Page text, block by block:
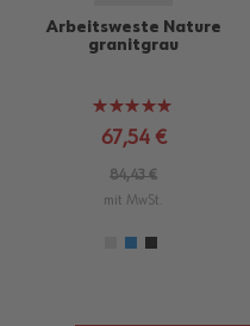
Arbeitsweste Nature
granitgrau
Bewertung:
100%
67,54 €
84,43 €
mit MwSt.